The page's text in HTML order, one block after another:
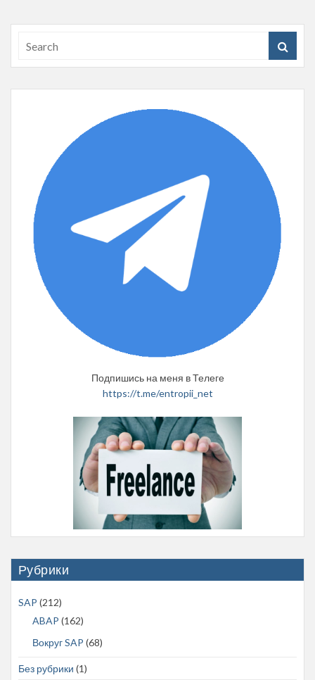
Подпишись на меня в Телеге
https://t.me/entropii_net
Рубрики
SAP (212)
ABAP (162)
Вокруг SAP (68)
Без рубрики (1)